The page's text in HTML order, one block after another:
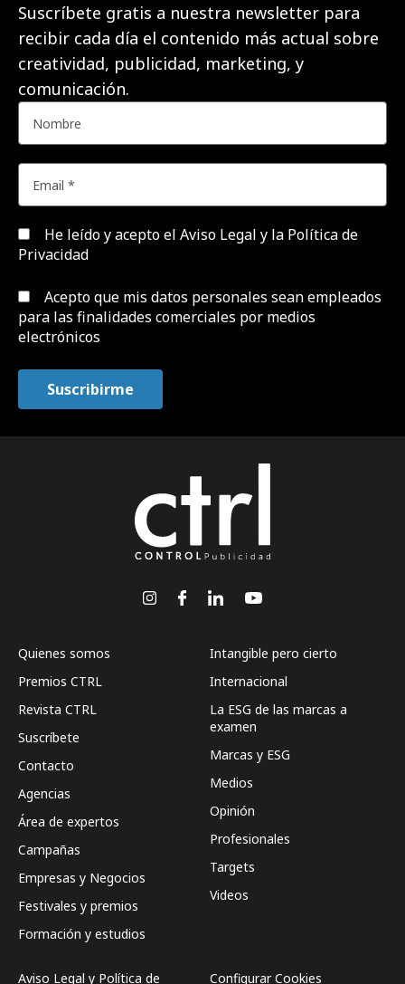
Suscríbete gratis a nuestra newsletter para
recibir cada día el contenido más actual sobre
creatividad, publicidad, marketing, y
comunicación.
He leído y acepto el Aviso Legal y la Política de
Privacidad
Acepto que mis datos personales sean empleados
para las finalidades comerciales por medios
electrónicos
Quienes somos
Premios CTRL
Revista CTRL
Suscríbete
Contacto
Agencias
Área de expertos
Campañas
Empresas y Negocios
Festivales y premios
Formación y estudios
Intangible pero cierto
Internacional
La ESG de las marcas a
examen
Marcas y ESG
Medios
Opinión
Profesionales
Targets
Videos
Aviso Legal y Política de Configurar Cookies